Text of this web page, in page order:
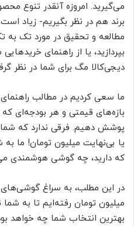
می‌گیرید. امروزه آنقدر تنوع
برند هم در نظر بگیریم- زیاد
مطالعه‌ و تحقیق در مورد تک
بپردازید، یا از راهنمای
دیجی‌کالا مگ برای شما در نظر
ما سعی کردیم در مطالب
بازه‌های قیمتی و هر بودجه‌ای
یا بی‌نهایت میلیون تومان! ما
که دارید، چه گوشی هوشمندی
میلیون تومان رفته‌ایم تا به
بهترین انتخاب‌ شما چه خواهد